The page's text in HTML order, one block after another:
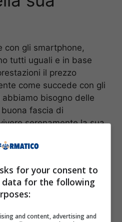
con gli smartphone,
tutti uguali e in base
il prezzo
come succede con gli
bisogno delle
buona fascia di
serenamente la sua
inutilizzabili.
for your consent to
data for the following
and content, advertising and